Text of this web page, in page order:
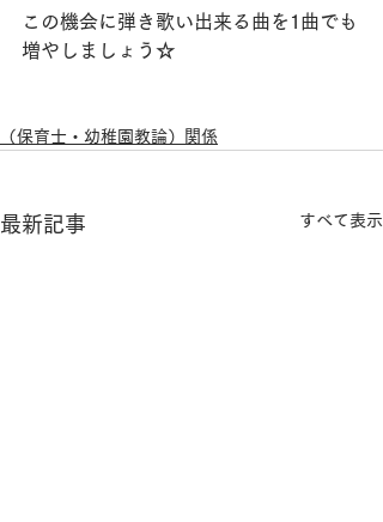
この機会に弾き歌い出来る曲を1曲でも
増やしましょう☆
（保育士・幼稚園教論）関係
最新記事 すべて表示